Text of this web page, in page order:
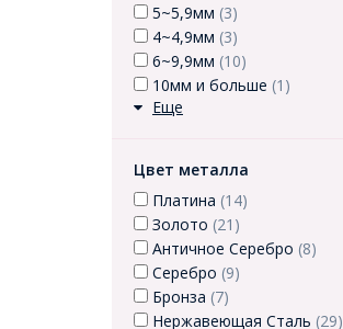
5~5,9мм (3)
4~4,9мм (3)
6~9,9мм (10)
10мм и больше (1)
Еще
Цвет металла
Платина (14)
Золото (21)
Античное Серебро (8)
Серебро (9)
Бронза (7)
Нержавеющая Сталь (29)